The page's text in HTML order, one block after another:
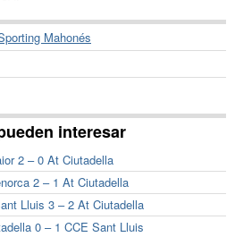
Mahonés
interesar
2 – 0 At Ciutadella
2 – 1 At Ciutadella
Lluis 3 – 2 At Ciutadella
0 – 1 CCE Sant Lluis